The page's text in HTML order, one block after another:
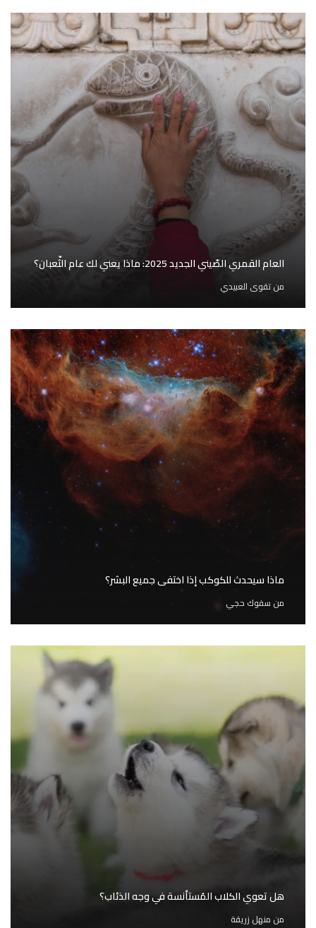
العام القمري الصّيني الجديد 2025: ماذا يعني لك عام الثّعبان؟
منتقوى العبيدي
ماذا سيحدث للكوكب إذا اختفى جميع البشر؟
من سفوك حجي
هل تعوي الكلاب المُستأنسة في وجه الذئاب؟
من منهل زريقة